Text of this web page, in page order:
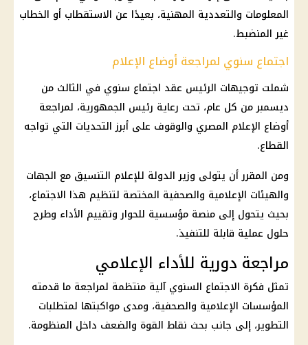
المعلومات والتعددية المهنية، بعيدًا عن الاستقطاب أو الخطاب
غير المنضبط.
اجتماع سنوي لمراجعة أوضاع الإعلام
شملت توجيهات الرئيس عقد اجتماع سنوي في الثالث من
ديسمبر من كل عام، تحت رعاية رئيس الجمهورية، لمراجعة
أوضاع الإعلام المصري والوقوف على أبرز التحديات التي تواجه
القطاع.
ومن المقرر أن يتولى وزير الدولة للإعلام التنسيق مع الجهات
والهيئات الإعلامية والصحفية المختصة لتنظيم هذا الاجتماع،
بحيث يتحول إلى منصة مؤسسية للحوار وتقييم الأداء وطرح
حلول عملية قابلة للتنفيذ.
مراجعة دورية للأداء الإعلامي
تمثل فكرة الاجتماع السنوي آلية منتظمة لمراجعة ما قدمته
المؤسسات الإعلامية والصحفية، ومدى مواكبتها لمتطلبات
التطوير، إلى جانب بحث نقاط القوة والضعف داخل المنظومة.